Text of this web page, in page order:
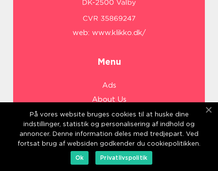
web: www.klikko.dk/
Menu
Ads
About Us
Cookies
Contact
Sitemap
På vores website bruges cookies til at huske dine
indstillinger, statistik og personalisering af indhold og
annoncer. Denne information deles med tredjepart. Ved
fortsat brug af websiden godkender du cookiepolitikken.
Ok
Privatlivspolitik